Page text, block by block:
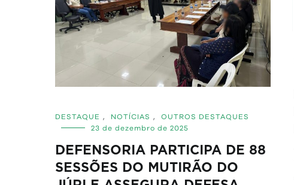
DESTAQUE , NOTÍCIAS ,
OUTROS DESTAQUES
23 de dezembro de 2025
DEFENSORIA PARTICIPA DE 88
SESSÕES DO MUTIRÃO DO